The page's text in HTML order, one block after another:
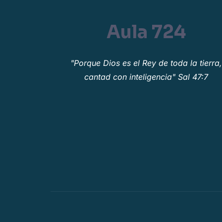
Aula 724
"Porque Dios es el Rey de toda la tierra,
cantad con inteligencia" Sal 47:7